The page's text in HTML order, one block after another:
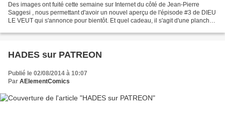
Des images ont fuité cette semaine sur Internet du côté de Jean-Pierre
Saggesi , nous permettant d'avoir un nouvel aperçu de l'épisode #3 de DIEU
LE VEUT qui s'annonce pour bientôt. Et quel cadeau, il s'agit d'une planche
HADES sur PATREON
Publié le 02/08/2014 à 10:07
Par AElementComics